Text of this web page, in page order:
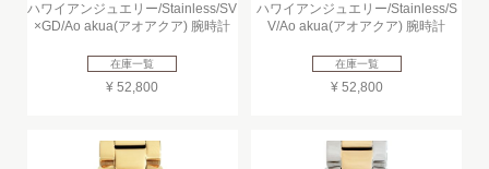
ハワイアンジュエリー/Stainless/SV
×GD/Ao akua(アオアクア) 腕時計
在庫一覧
¥ 52,800
ハワイアンジュエリー/Stainless/S
V/Ao akua(アオアクア) 腕時計
在庫一覧
¥ 52,800